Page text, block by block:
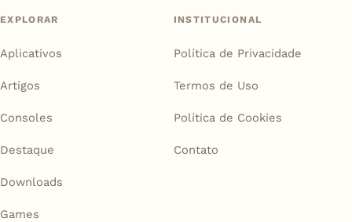
EXPLORAR
Aplicativos
Artigos
Consoles
Destaque
Downloads
Games
INSTITUCIONAL
Política de Privacidade
Termos de Uso
Política de Cookies
Contato